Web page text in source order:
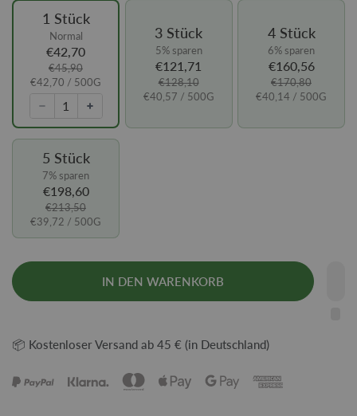
1 Stück
Normal
€42,70
€45,90
€42,70 / 500G
3 Stück
5% sparen
€121,71
€128,10
€40,57 / 500G
4 Stück
6% sparen
€160,56
€170,80
€40,14 / 500G
5 Stück
7% sparen
€198,60
€213,50
€39,72 / 500G
IN DEN WARENKORB
📦 Kostenloser Versand ab 45 € (in Deutschland)